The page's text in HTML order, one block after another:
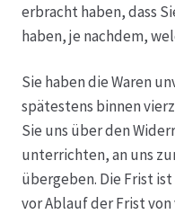
erbracht haben, dass
haben, je nachdem,
Sie haben die Waren
spätestens binnen
Sie uns über den
unterrichten, an uns
übergeben. Die Frist
vor Ablauf der Frist von